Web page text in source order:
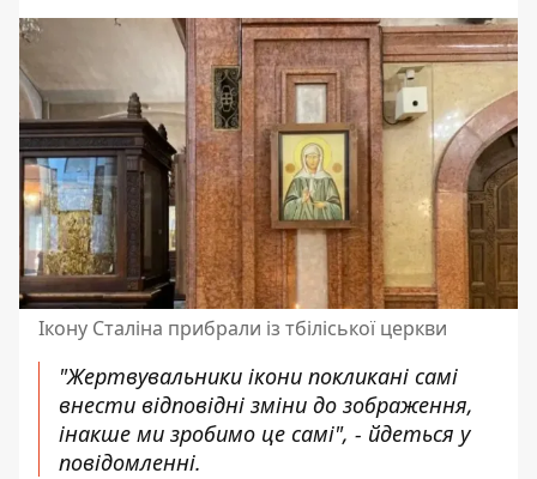
Ікону Сталіна прибрали із тбіліської церкви
"Жертвувальники ікони покликані самі
внести відповідні зміни до зображення,
інакше ми зробимо це самі", - йдеться у
повідомленні.